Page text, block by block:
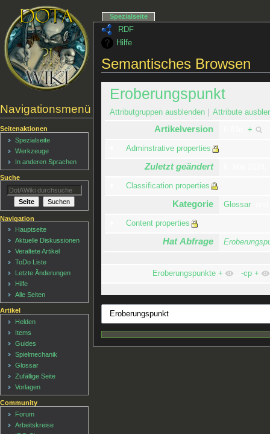
RDF
Hilfe
Semantisches Browsen
Eroberungspunkt
Attributgruppen ausblenden Attribute
Artikelversion +
Adminstrative properties
Zuletzt geändert
Classification properties
Kategorie Glossarund
Content properties
Hat Abfrage
Eroberungspunkte + -cp +
Navigationsmenü
Spezialseite
Seitenaktionen
Spezialseite
Werkzeuge
In anderen Sprachen
Suche
Navigation
Hauptseite
Aktuelle Diskussionen
Veraltete Artikel
ToDo Liste
Letzte Änderungen
Hilfe
Alle Seiten
Artikel
Helden
Items
Guides
Spielmechanik
Glossar
Zufällige Seite
Vorlagen
Community
Forum
Arbeitskreise